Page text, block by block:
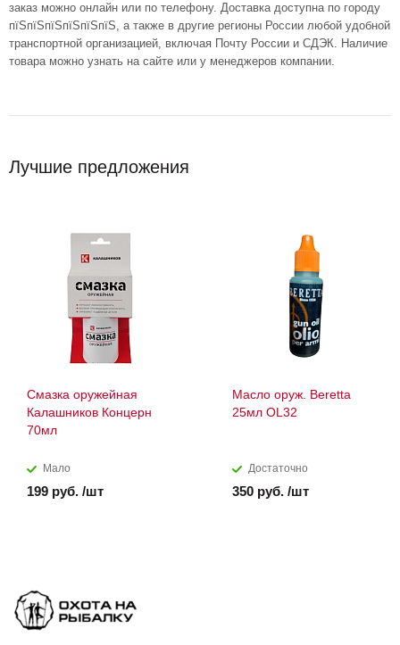
заказ можно онлайн или по телефону. Доставка доступна по городу
пїЅпїЅпїЅпїЅпїЅпїЅ, а также в другие регионы России любой удобной
транспортной организацией, включая Почту России и СДЭК. Наличие
товара можно узнать на сайте или у менеджеров компании.
Лучшие предложения
Смазка оружейная
Калашников Концерн
70мл
Мало
199 руб. /шт
Масло оруж. Beretta
25мл OL32
Достаточно
350 руб. /шт